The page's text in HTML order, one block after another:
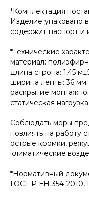
*Комплектация
Изделие упаковано
содержит паспорт
*Технические
материал:
длина стропа: 1,45
ширина ленты: 36 мм;
раскрытие
статическая
Соблюдать меры
повлиять на работу
острые кромки,
климатические
*Нормативный
ГОСТ Р ЕН 354-2010,